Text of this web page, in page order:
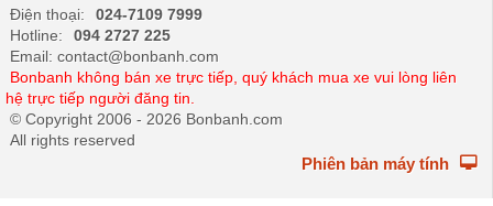
Điện thoại:
024-7109 7999
Hotline:
094 2727 225
Email: contact@bonbanh.com
Bonbanh không bán xe trực tiếp, quý khách mua xe vui lòng liên
hệ trực tiếp người đăng tin.
© Copyright 2006 - 2026 Bonbanh.com
All rights reserved
Phiên bản máy tính